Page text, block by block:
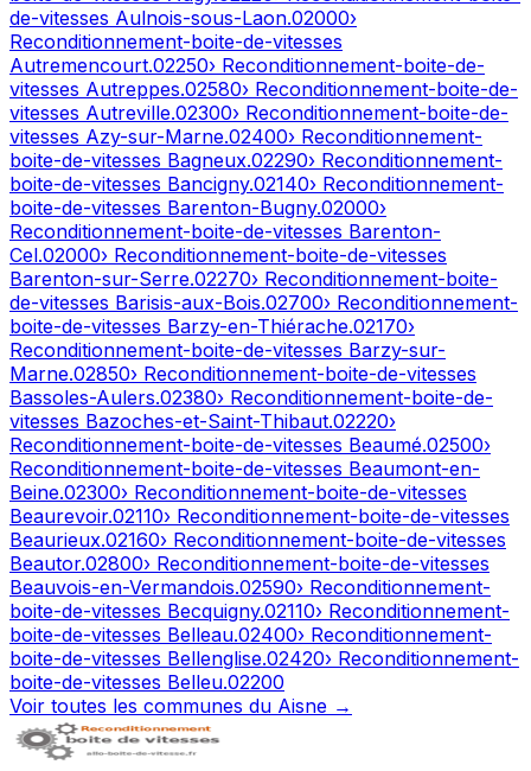
de-vitesses Aulnois-sous-Laon.02000›
Reconditionnement-boite-de-vitesses
Autremencourt.02250› Reconditionnement-boite-de-
vitesses Autreppes.02580› Reconditionnement-boite-de-
vitesses Autreville.02300› Reconditionnement-boite-de-
vitesses Azy-sur-Marne.02400› Reconditionnement-
boite-de-vitesses Bagneux.02290› Reconditionnement-
boite-de-vitesses Bancigny.02140› Reconditionnement-
boite-de-vitesses Barenton-Bugny.02000›
Reconditionnement-boite-de-vitesses Barenton-
Cel.02000› Reconditionnement-boite-de-vitesses
Barenton-sur-Serre.02270› Reconditionnement-boite-
de-vitesses Barisis-aux-Bois.02700› Reconditionnement-
boite-de-vitesses Barzy-en-Thiérache.02170›
Reconditionnement-boite-de-vitesses Barzy-sur-
Marne.02850› Reconditionnement-boite-de-vitesses
Bassoles-Aulers.02380› Reconditionnement-boite-de-
vitesses Bazoches-et-Saint-Thibaut.02220›
Reconditionnement-boite-de-vitesses Beaumé.02500›
Reconditionnement-boite-de-vitesses Beaumont-en-
Beine.02300› Reconditionnement-boite-de-vitesses
Beaurevoir.02110› Reconditionnement-boite-de-vitesses
Beaurieux.02160› Reconditionnement-boite-de-vitesses
Beautor.02800› Reconditionnement-boite-de-vitesses
Beauvois-en-Vermandois.02590› Reconditionnement-
boite-de-vitesses Becquigny.02110› Reconditionnement-
boite-de-vitesses Belleau.02400› Reconditionnement-
boite-de-vitesses Bellenglise.02420› Reconditionnement-
boite-de-vitesses Belleu.02200
Voir toutes les communes du Aisne →